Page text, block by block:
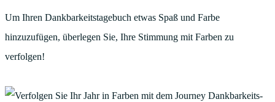
Um Ihren Dankbarkeitstagebuch etwas Spaß und Farbe
hinzuzufügen, überlegen Sie, Ihre Stimmung mit Farben zu
verfolgen!